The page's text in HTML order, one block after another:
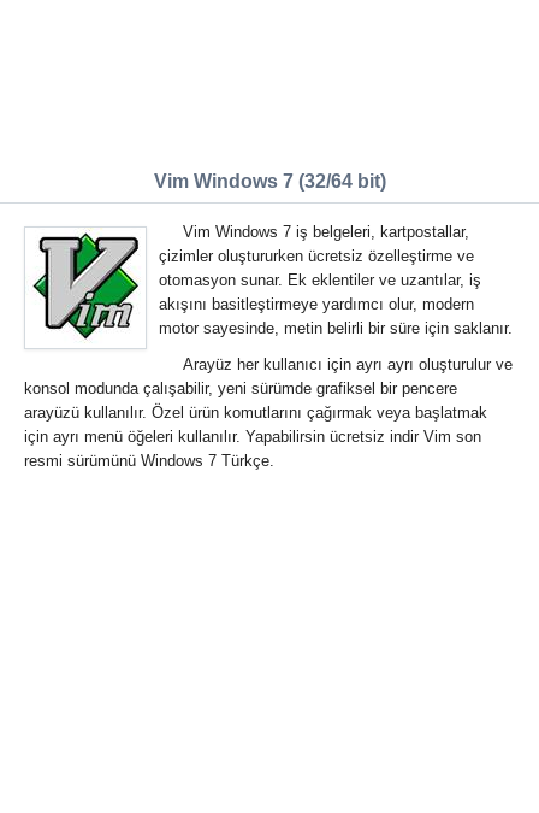
Vim Windows 7 (32/64 bit)
Vim Windows 7 iş belgeleri, kartpostallar,
çizimler oluştururken ücretsiz özelleştirme ve
otomasyon sunar. Ek eklentiler ve uzantılar, iş
akışını basitleştirmeye yardımcı olur, modern
motor sayesinde, metin belirli bir süre için saklanır.
Arayüz her kullanıcı için ayrı ayrı oluşturulur ve
konsol modunda çalışabilir, yeni sürümde grafiksel bir pencere
arayüzü kullanılır. Özel ürün komutlarını çağırmak veya başlatmak
için ayrı menü öğeleri kullanılır. Yapabilirsin ücretsiz indir Vim son
resmi sürümünü Windows 7 Türkçe.